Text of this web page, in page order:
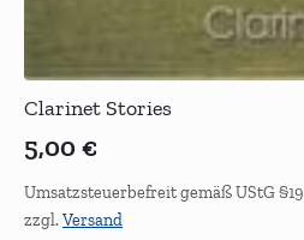
Clarinet Stories
5,00 €
Umsatzsteuerbefreit gemäß UStG §19
zzgl.Versand